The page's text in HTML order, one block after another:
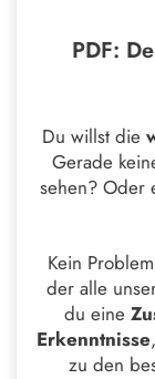
PDF:
Du willst die
Gerade
sehen? Oder
Kein
der alle
du eine
Erkenntnisse
zu den